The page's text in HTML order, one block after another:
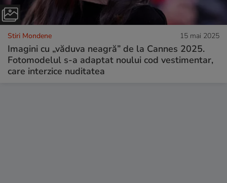
Stiri Mondene 15 mai 2025
Imagini cu „văduva neagră” de la Cannes 2025.
Fotomodelul s-a adaptat noului cod vestimentar,
care interzice nuditatea